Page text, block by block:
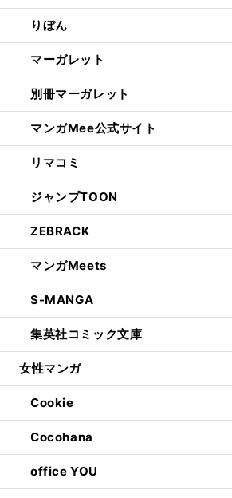
りぼん
マーガレット
別冊マーガレット
マンガMee公式サイト
リマコミ
ジャンプTOON
ZEBRACK
マンガMeets
S-MANGA
集英社コミック文庫
女性マンガ
Cookie
Cocohana
office YOU